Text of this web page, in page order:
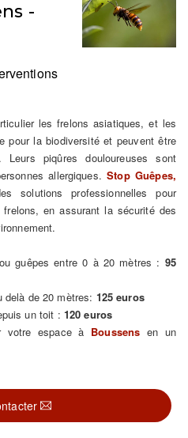
-
les frelons asiatiques, et les
pour la biodiversité et peuvent être
piqûres douloureuses sont
allergiques.Stop Guêpes,
solutions professionnelles pour
en assurant la sécurité des
guêpes entre 0 à 20 mètres : 95
delà de 20 mètres: 125 euros
un toit : 120 euros
votre espace à Boussens en un